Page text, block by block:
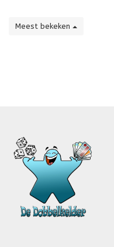
Meest bekeken